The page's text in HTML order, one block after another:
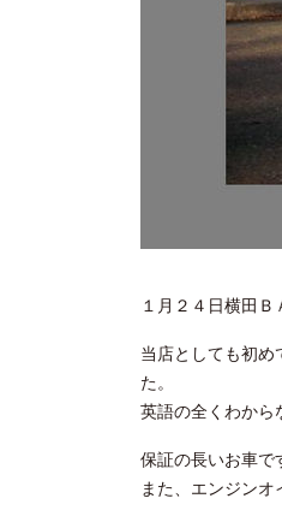
１月２４日横田
当店としても初め
た。
英語の全くわから
保証の長いお車で
また、エンジンオ